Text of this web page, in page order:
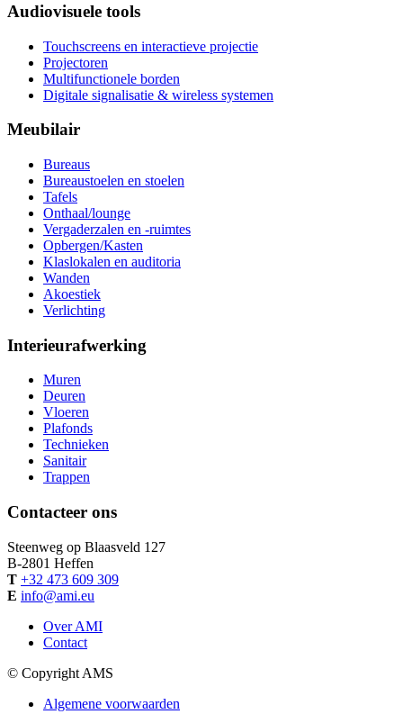
Audiovisuele tools
Touchscreens en interactieve projectie
Projectoren
Multifunctionele borden
Digitale signalisatie & wireless systemen
Meubilair
Bureaus
Bureaustoelen en stoelen
Tafels
Onthaal/lounge
Vergaderzalen en -ruimtes
Opbergen/Kasten
Klaslokalen en auditoria
Wanden
Akoestiek
Verlichting
Interieurafwerking
Muren
Deuren
Vloeren
Plafonds
Technieken
Sanitair
Trappen
Contacteer ons
Steenweg op Blaasveld 127
B-2801 Heffen
T +32 473 609 309
E info@ami.eu
Over AMI
Contact
© Copyright AMS
Algemene voorwaarden